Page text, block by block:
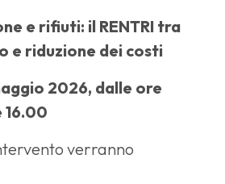
e rifiuti: il RENTRI tra
e riduzione dei costi
2026, dalle ore
16.00
verranno